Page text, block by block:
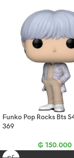
Funko Pop Rocks Bts
369
₲ 150.000